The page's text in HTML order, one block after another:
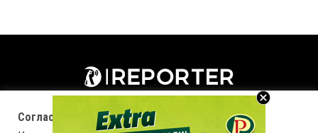
Согласност за колачиња (cookies)